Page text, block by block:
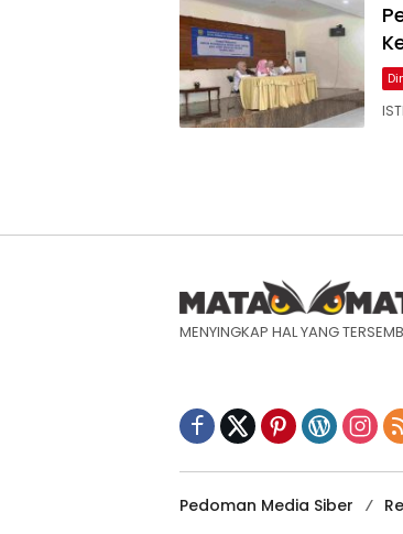
MENYINGKAP HAL YANG
Pedoman Media Siber